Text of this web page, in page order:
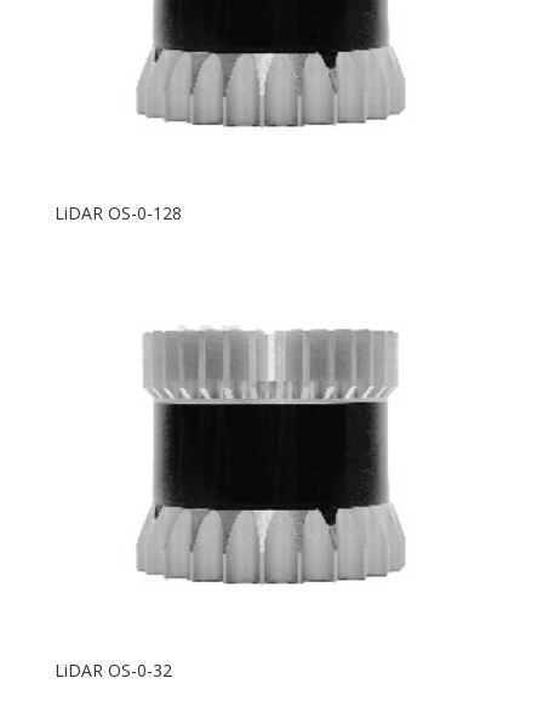
LiDAR OS-0-128
LiDAR OS-0-32